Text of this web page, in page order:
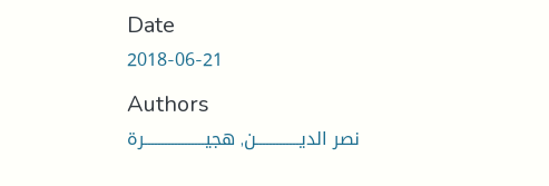
Date
2018-06-21
Authors
نصر الديـــــــــــــن, هجيــــــــــــــــــرة